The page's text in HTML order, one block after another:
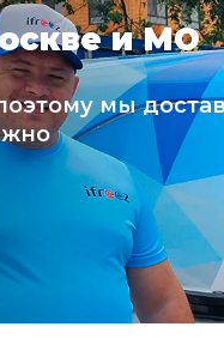
и МО
мы